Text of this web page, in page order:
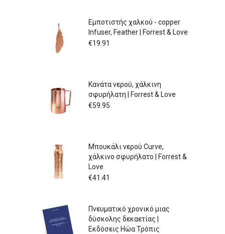
Εμποτιστής χαλκού - copper
Infuser, Feather | Forrest & Love
€19.91
Κανάτα νερού, χάλκινη
σφυρήλατη | Forrest & Love
€59.95
Μπουκάλι νερού Curve,
χάλκινο σφυρήλατο | Forrest &
Love
€41.41
Πνευματικό χρονικό μιας
δύσκολης δεκαετίας |
Εκδόσεις Ηώα Τρόπις